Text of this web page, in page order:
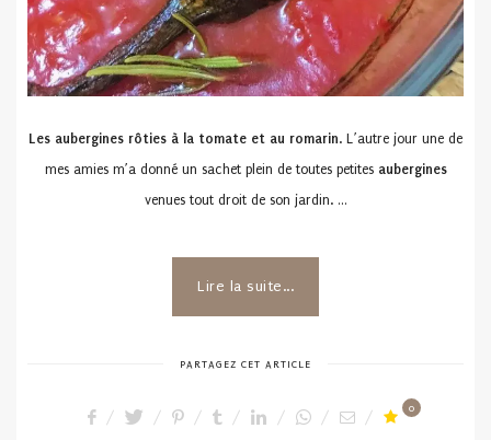
Les aubergines rôties à la tomate et au romarin. L’autre jour une de
mes amies m’a donné un sachet plein de toutes petites aubergines
venues tout droit de son jardin. …
Lire la suite...
PARTAGEZ CET ARTICLE
0